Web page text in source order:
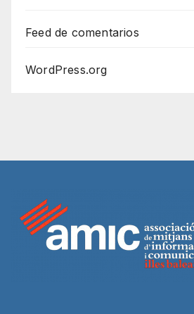
Feed de comentarios
WordPress.org